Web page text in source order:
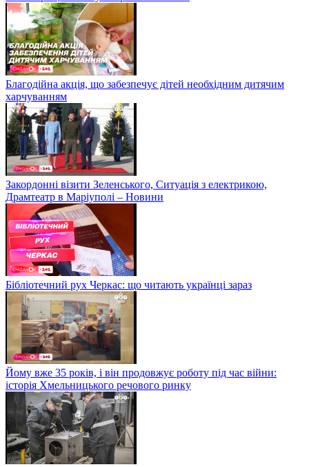
Благодійна акція, що забезпечує дітей необхідним дитячим
харчуванням
Закордонні візити Зеленського, Ситуація з електрикою,
Драмтеатр в Маріуполі – Новини
Бібліотечний рух Черкас: що читають українці зараз
Йому вже 35 років, і він продовжує роботу під час війни:
історія Хмельницького речового ринку